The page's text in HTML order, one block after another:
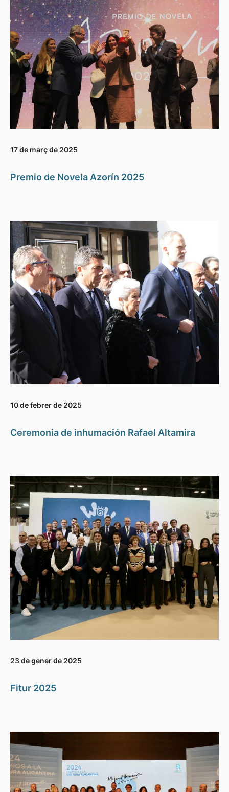
17 de març de 2025
Premio de Novela Azorín 2025
10 de febrer de 2025
Ceremonia de inhumación Rafael Altamira
23 de gener de 2025
Fitur 2025